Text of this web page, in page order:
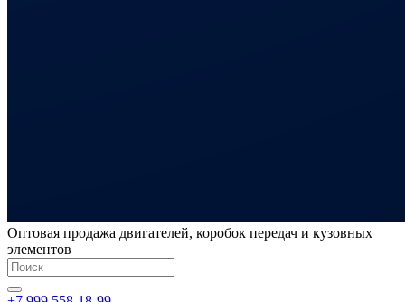
Оптовая продажа двигателей, коробок передач и кузовных
элементов